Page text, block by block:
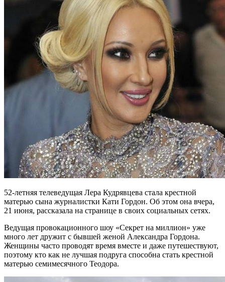
52-летняя телеведущая Лера Кудрявцева стала крестной
матерью сына журналистки Кати Гордон. Об этом она вчера,
21 июня, рассказала на странице в своих социальных сетях.
Ведущая провокационного шоу «Секрет на миллион» уже
много лет дружит с бывшей женой Александра Гордона.
Женщины часто проводят время вместе и даже путешествуют,
поэтому кто как не лучшая подруга способна стать крестной
матерью семимесячного Теодора.